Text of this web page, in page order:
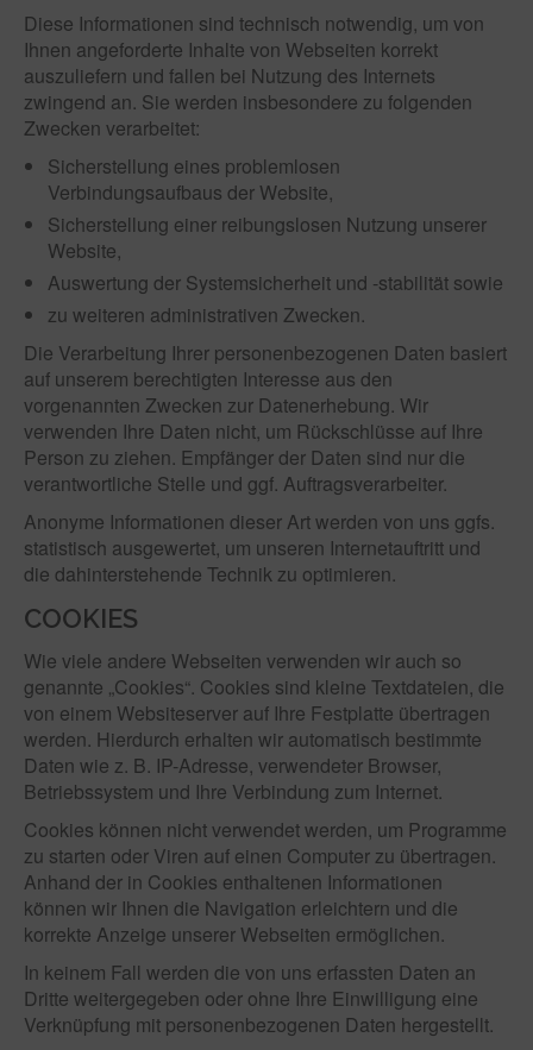
Diese Informationen sind technisch notwendig, um von
Ihnen angeforderte Inhalte von Webseiten korrekt
auszuliefern und fallen bei Nutzung des Internets
zwingend an. Sie werden insbesondere zu folgenden
Zwecken verarbeitet:
Sicherstellung eines problemlosen
Verbindungsaufbaus der Website,
Sicherstellung einer reibungslosen Nutzung unserer
Website,
Auswertung der Systemsicherheit und -stabilität sowie
zu weiteren administrativen Zwecken.
Die Verarbeitung Ihrer personenbezogenen Daten basiert
auf unserem berechtigten Interesse aus den
vorgenannten Zwecken zur Datenerhebung. Wir
verwenden Ihre Daten nicht, um Rückschlüsse auf Ihre
Person zu ziehen. Empfänger der Daten sind nur die
verantwortliche Stelle und ggf. Auftragsverarbeiter.
Anonyme Informationen dieser Art werden von uns ggfs.
statistisch ausgewertet, um unseren Internetauftritt und
die dahinterstehende Technik zu optimieren.
COOKIES
Wie viele andere Webseiten verwenden wir auch so
genannte „Cookies“. Cookies sind kleine Textdateien, die
von einem Websiteserver auf Ihre Festplatte übertragen
werden. Hierdurch erhalten wir automatisch bestimmte
Daten wie z. B. IP-Adresse, verwendeter Browser,
Betriebssystem und Ihre Verbindung zum Internet.
Cookies können nicht verwendet werden, um Programme
zu starten oder Viren auf einen Computer zu übertragen.
Anhand der in Cookies enthaltenen Informationen
können wir Ihnen die Navigation erleichtern und die
korrekte Anzeige unserer Webseiten ermöglichen.
In keinem Fall werden die von uns erfassten Daten an
Dritte weitergegeben oder ohne Ihre Einwilligung eine
Verknüpfung mit personenbezogenen Daten hergestellt.